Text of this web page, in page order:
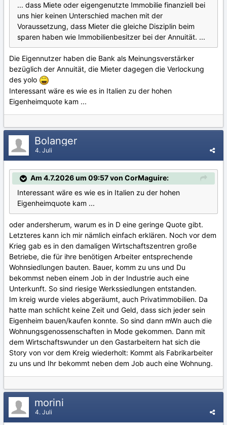
... dass Miete oder eigengenutzte Immobilie finanziell bei
uns hier keinen Unterschied machen mit der
Voraussetzung, dass Mieter die gleiche Disziplin beim
sparen haben wie Immobilienbesitzer bei der Annuität. ...
Die Eigennutzer haben die Bank als Meinungsverstärker
bezüglich der Annuität, die Mieter dagegen die Verlockung
des yolo
Interessant wäre es wie es in Italien zu der hohen
Eigenheimquote kam ...
Bolanger
4. Juli
Am 4.7.2026 um 09:57 von CorMaguire:
Interessant wäre es wie es in Italien zu der hohen
Eigenheimquote kam ...
oder andersherum, warum es in D eine geringe Quote gibt.
Letzteres kann ich mir nämlich einfach erklären. Noch vor dem
Krieg gab es in den damaligen Wirtschaftszentren große
Betriebe, die für ihre benötigen Arbeiter entsprechende
Wohnsiedlungen bauten. Bauer, komm zu uns und Du
bekommst neben einem Job in der Industrie auch eine
Unterkunft. So sind riesige Werkssiedlungen entstanden.
Im kreig wurde vieles abgeräumt, auch Privatimmobilien. Da
hatte man schlicht keine Zeit und Geld, dass sich jeder sein
Eigenheim bauen/kaufen konnte. So sind dann mWn auch die
Wohnungsgenossenschaften in Mode gekommen. Dann mit
dem Wirtschaftswunder un den Gastarbeitern hat sich die
Story von vor dem Kreig wiederholt: Kommt als Fabrikarbeiter
zu uns und Ihr bekommt neben dem Job auch eine Wohnung.
morini
4. Juli